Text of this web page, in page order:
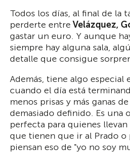
Todos los días, al final de la
perderte entre Velázquez,
gastar un euro. Y aunque
siempre hay alguna sala,
detalle que consigue
Además, tiene algo especial
cuando el día está
menos prisas y más ganas
demasiado definido. Es una
perfecta para quienes
que tienen que ir al Prado o
piensan eso de "yo no soy